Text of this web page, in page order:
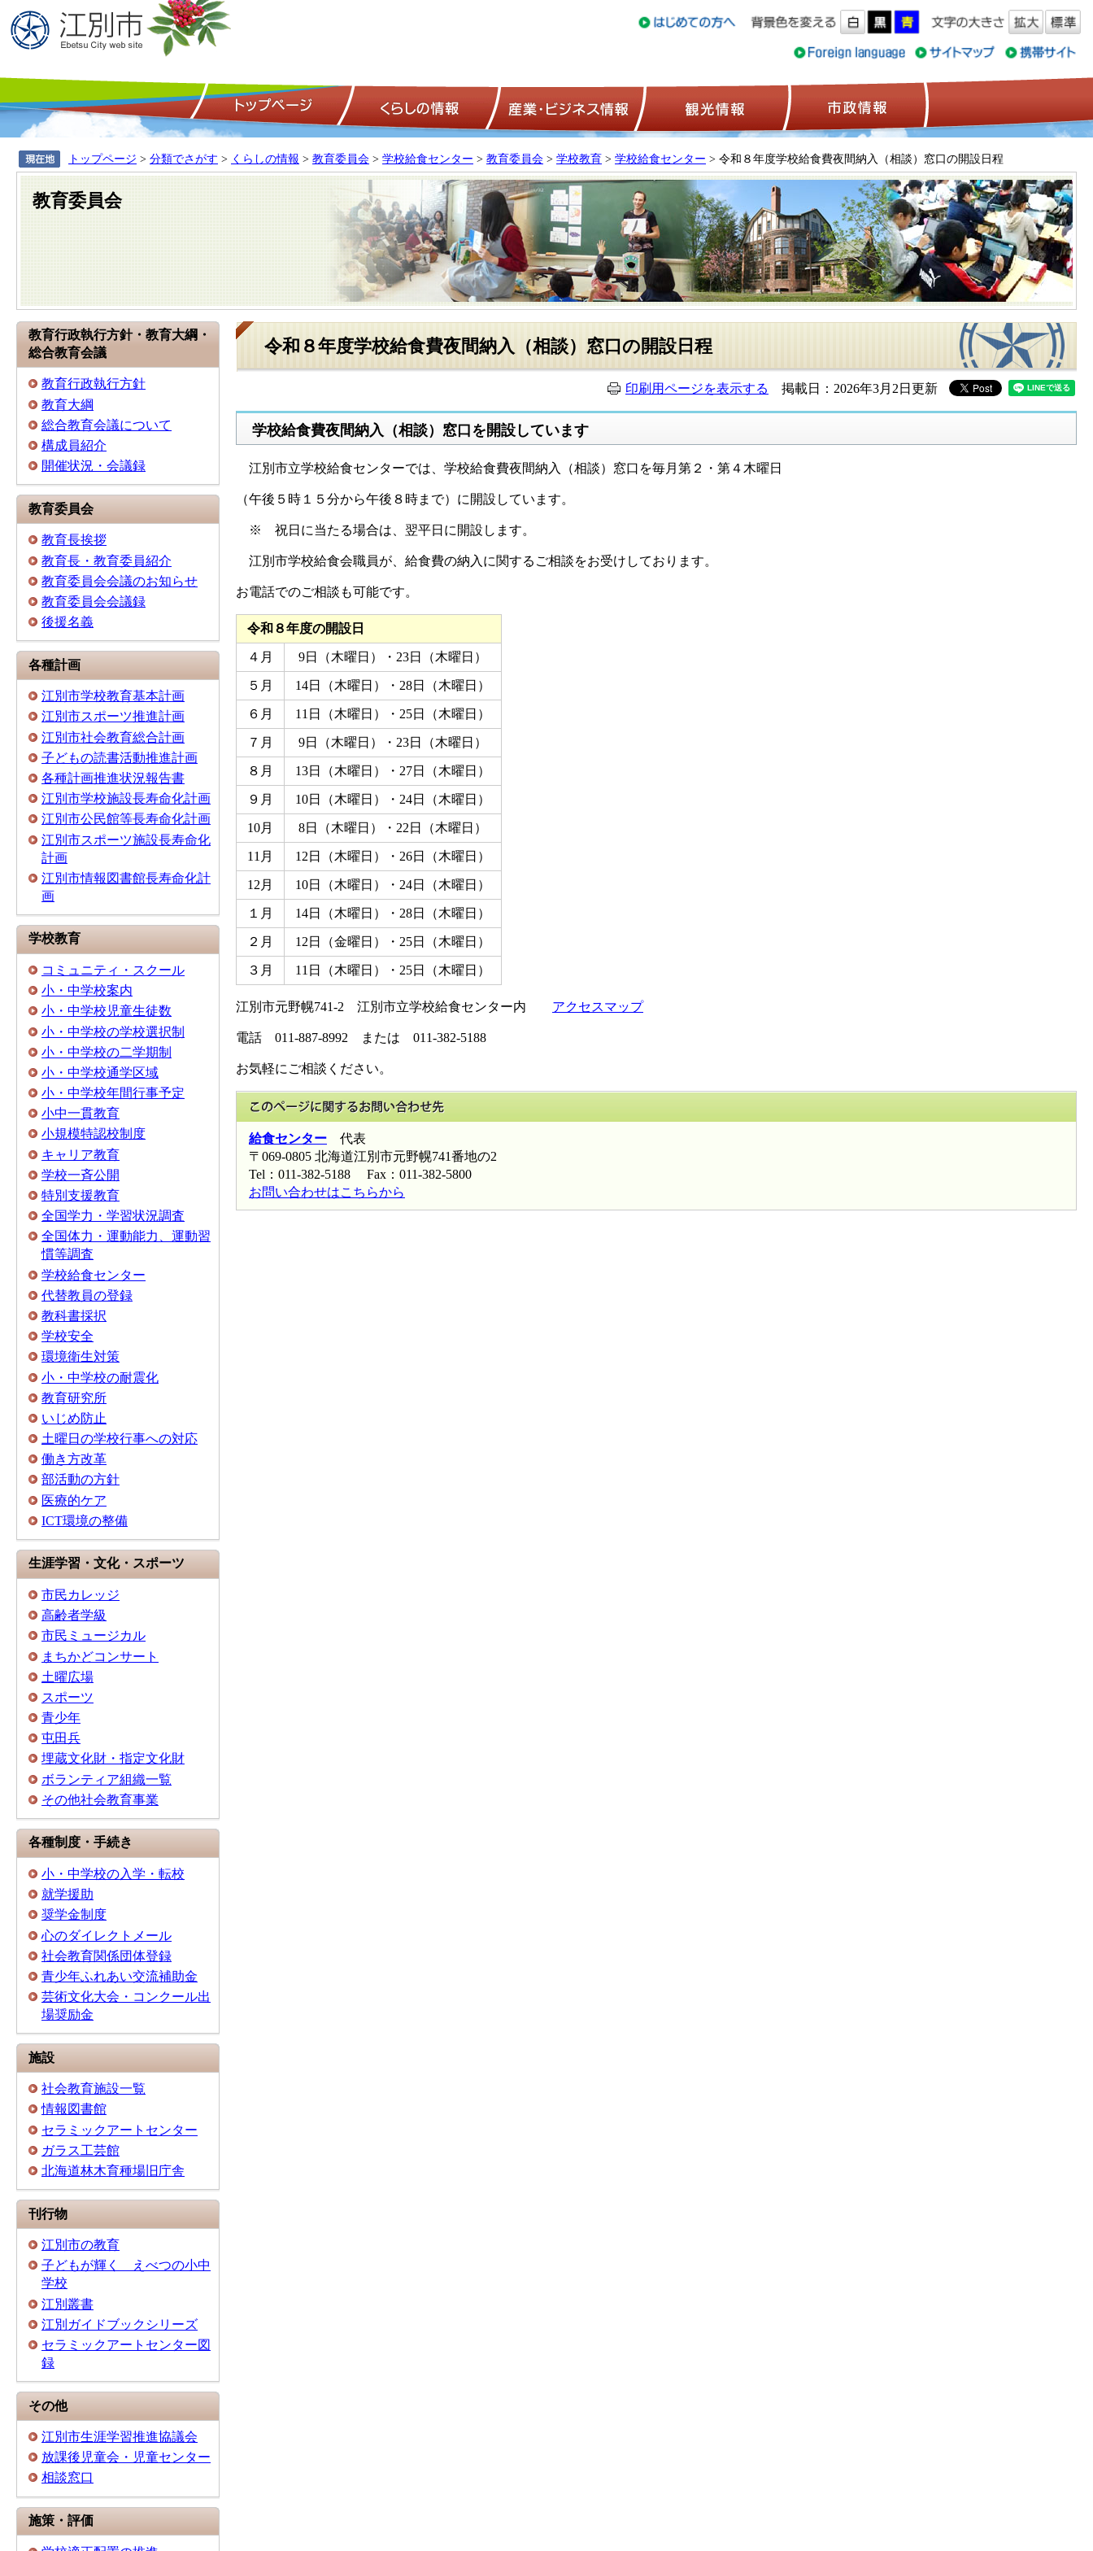
トップページ くらしの情報 産業・ビジネス情報 観光情報
トップページ > 分類でさがす > くらしの情報 > 教育委員会 > 学校給食センター > 教育委員会 > 学校教育 > 学校給食センター > 令和８年度学校給食費夜間納入（相談）窓口の開設日程
教育委員会
教育行政執行方針・教育大綱・
総合教育会議
教育行政執行方針
教育大綱
総合教育会議について
構成員紹介
開催状況・会議録
教育委員会
教育長挨拶
教育長・教育委員紹介
教育委員会会議のお知らせ
教育委員会会議録
後援名義
各種計画
江別市学校教育基本計画
江別市スポーツ推進計画
江別市社会教育総合計画
子どもの読書活動推進計画
各種計画推進状況報告書
江別市学校施設長寿命化計画
江別市公民館等長寿命化計画
江別市スポーツ施設長寿命化
計画
江別市情報図書館長寿命化計
画
学校教育
コミュニティ・スクール
小・中学校案内
小・中学校児童生徒数
小・中学校の学校選択制
小・中学校の二学期制
小・中学校通学区域
小・中学校年間行事予定
小中一貫教育
小規模特認校制度
キャリア教育
学校一斉公開
特別支援教育
全国学力・学習状況調査
全国体力・運動能力、運動習
慣等調査
学校給食センター
代替教員の登録
教科書採択
学校安全
環境衛生対策
小・中学校の耐震化
教育研究所
いじめ防止
土曜日の学校行事への対応
働き方改革
部活動の方針
医療的ケア
ICT環境の整備
生涯学習・文化・スポーツ
市民カレッジ
高齢者学級
市民ミュージカル
まちかどコンサート
土曜広場
スポーツ
青少年
屯田兵
埋蔵文化財・指定文化財
ボランティア組織一覧
その他社会教育事業
各種制度・手続き
小・中学校の入学・転校
就学援助
奨学金制度
心のダイレクトメール
社会教育関係団体登録
青少年ふれあい交流補助金
芸術文化大会・コンクール出
場奨励金
施設
社会教育施設一覧
情報図書館
セラミックアートセンター
ガラス工芸館
北海道林木育種場旧庁舎
刊行物
江別市の教育
子どもが輝く えべつの小中
学校
江別叢書
江別ガイドブックシリーズ
セラミックアートセンター図
録
その他
江別市生涯学習推進協議会
放課後児童会・児童センター
相談窓口
施策・評価
令和８年度学校給食費夜間納入（相談）窓口の開設日程
印刷用ページを表示する 掲載日：2026年3月2日更新
学校給食費夜間納入（相談）窓口を開設しています
江別市立学校給食センターでは、学校給食費夜間納入（相談）窓口を毎月第２・第４木曜日
（午後５時１５分から午後８時まで）に開設しています。
※ 祝日に当たる場合は、翌平日に開設します。
江別市学校給食会職員が、給食費の納入に関するご相談をお受けしております。
お電話でのご相談も可能です。
令和８年度の開設日
４月 9日（木曜日）・23日（木曜日）
５月 14日（木曜日）・28日（木曜日）
６月 11日（木曜日）・25日（木曜日）
７月 9日（木曜日）・23日（木曜日）
８月 13日（木曜日）・27日（木曜日）
９月 10日（木曜日）・24日（木曜日）
10月 8日（木曜日）・22日（木曜日）
11月 12日（木曜日）・26日（木曜日）
12月 10日（木曜日）・24日（木曜日）
１月 14日（木曜日）・28日（木曜日）
２月 12日（金曜日）・25日（木曜日）
３月 11日（木曜日）・25日（木曜日）
江別市元野幌741-2 江別市立学校給食センター内 アクセスマップ
電話 011-887-8992 または 011-382-5188
お気軽にご相談ください。
給食センター 代表
〒069-0805 北海道江別市元野幌741番地の2
Tel：011-382-5188 Fax：011-382-5800
お問い合わせはこちらから